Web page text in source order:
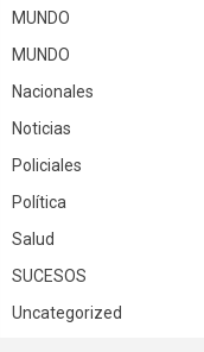
MUNDO
MUNDO
Nacionales
Noticias
Policiales
Política
Salud
SUCESOS
Uncategorized